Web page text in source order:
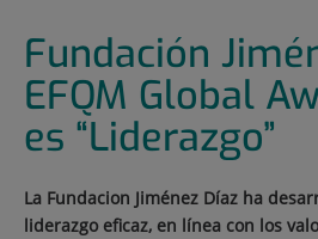
Fundación
EFQM Global
es “Liderazgo”
La Fundacion Jiménez Díaz ha
liderazgo eficaz, en línea con los